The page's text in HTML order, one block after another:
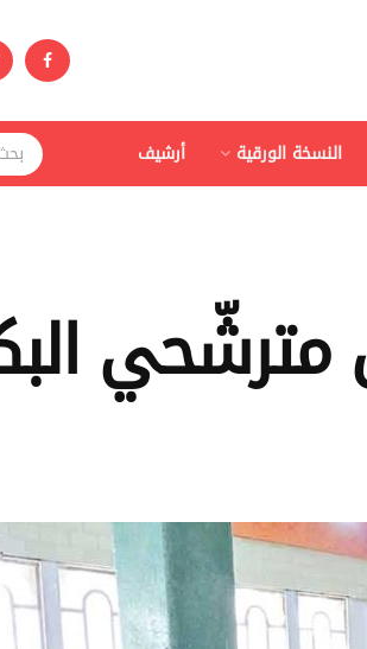
النسخة الورقية أرشيف